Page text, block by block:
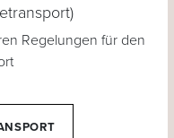
Regelungen für den